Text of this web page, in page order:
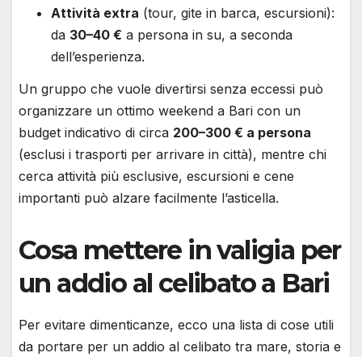
Attività extra (tour, gite in barca, escursioni):
da 30–40 € a persona in su, a seconda
dell’esperienza.
Un gruppo che vuole divertirsi senza eccessi può
organizzare un ottimo weekend a Bari con un
budget indicativo di circa 200–300 € a persona
(esclusi i trasporti per arrivare in città), mentre chi
cerca attività più esclusive, escursioni e cene
importanti può alzare facilmente l’asticella.
Cosa mettere in valigia per
un addio al celibato a Bari
Per evitare dimenticanze, ecco una lista di cose utili
da portare per un addio al celibato tra mare, storia e